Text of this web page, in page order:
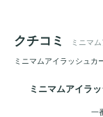
クチコミ ミニマ
ミニマムアイラッシュカ
ミニマムアイラ
一